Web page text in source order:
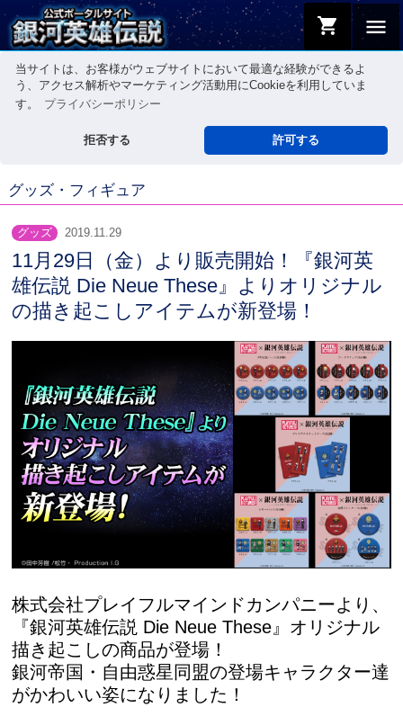
当サイトは、お客様がウェブサイトにおいて最適な経験ができるよ
う、アクセス解析やマーケティング活動用にCookieを利用していま
す。
プライバシーポリシー
拒否する 許可する
menu
shopping_cart
グッズ・フィギュア
グッズ 2019.11.29
11月29日（金）より販売開始！『銀河英
雄伝説 Die Neue These』よりオリジナル
の描き起こしアイテムが新登場！
株式会社プレイフルマインドカンパニーより、
『銀河英雄伝説 Die Neue These』オリジナル
描き起こしの商品が登場！
銀河帝国・自由惑星同盟の登場キャラクター達
がかわいい姿になりました！